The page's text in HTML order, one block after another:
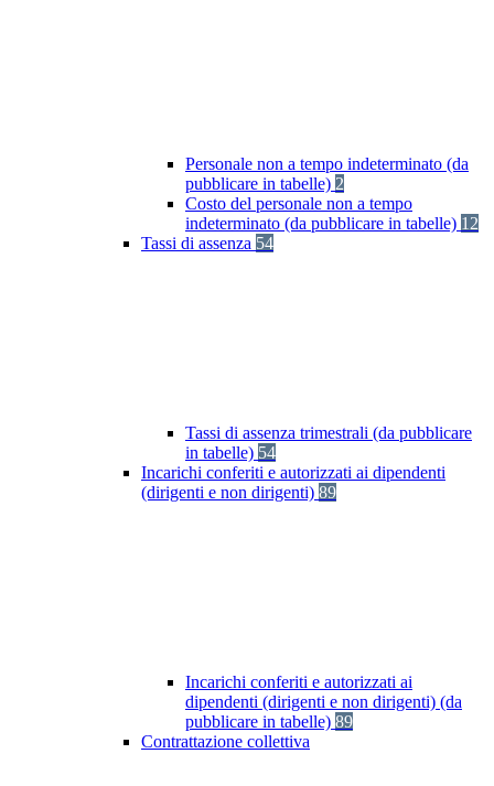
Personale non a tempo indeterminato (da
pubblicare in tabelle) 2
Costo del personale non a tempo
indeterminato (da pubblicare in tabelle) 12
Tassi di assenza 54
Tassi di assenza trimestrali (da pubblicare
in tabelle) 54
Incarichi conferiti e autorizzati ai dipendenti
(dirigenti e non dirigenti) 89
Incarichi conferiti e autorizzati ai
dipendenti (dirigenti e non dirigenti) (da
pubblicare in tabelle) 89
Contrattazione collettiva